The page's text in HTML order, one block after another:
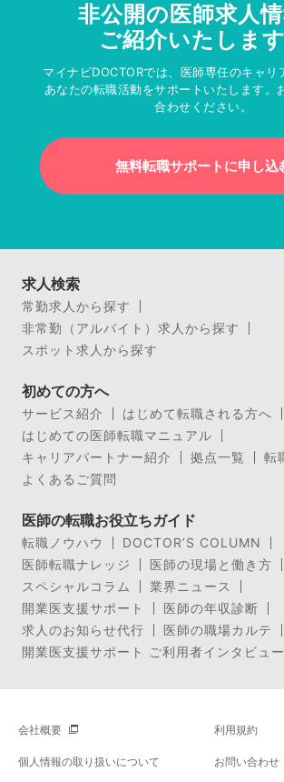
非公開の医師求人
ご紹介いたします
マイナビDOCTORでは、医師専任のキャリ
あなたの転職活動をサポートいたします。
合わせください。
無料転職サポートに申し込
求人検索
常勤求人から探す
非常勤（アルバイト）求人から探す
スポット求人から探す
初めての方へ
サービス紹介
はじめて転職される方へ
はじめての医師転職マニュアル
キャリアパートナー紹介
拠点一覧
転
よくあるご質問
医師の転職お役立ちガイド
転職ノウハウ
DOCTOR’S COLUMN
医師転職ナレッジ
医師の現場と働き方
スペシャルコラム
業界ニュース
開業医支援サポート
医師の年収診断
求人のお知らせ代行
医師の職場カルテ
開業医支援サポート ご利用者インタビュー
会社概要 利用規約
個人情報の取り扱いについて お問い合わせ